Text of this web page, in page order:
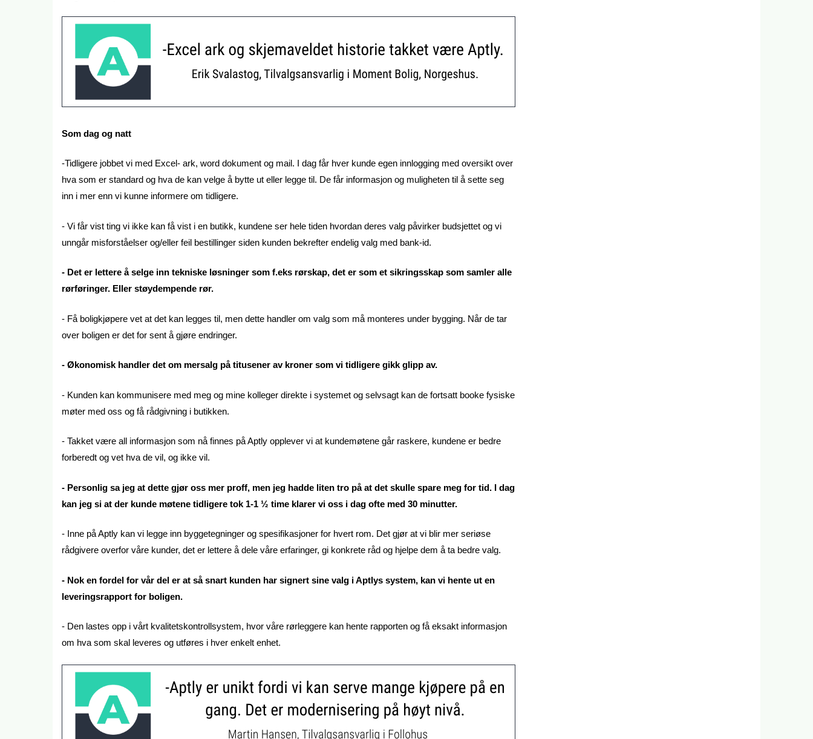
Som dag og natt
-Tidligere jobbet vi med Excel- ark, word dokument og mail. I dag får hver kunde egen innlogging med oversikt over
hva som er standard og hva de kan velge å bytte ut eller legge til. De får informasjon og muligheten til å sette seg
inn i mer enn vi kunne informere om tidligere.
- Vi får vist ting vi ikke kan få vist i en butikk, kundene ser hele tiden hvordan deres valg påvirker budsjettet og vi
unngår misforståelser og/eller feil bestillinger siden kunden bekrefter endelig valg med bank-id.
- Det er lettere å selge inn tekniske løsninger som f.eks rørskap, det er som et sikringsskap som samler alle
rørføringer. Eller støydempende rør.
- Få boligkjøpere vet at det kan legges til, men dette handler om valg som må monteres under bygging. Når de tar
over boligen er det for sent å gjøre endringer.
- Økonomisk handler det om mersalg på titusener av kroner som vi tidligere gikk glipp av.
- Kunden kan kommunisere med meg og mine kolleger direkte i systemet og selvsagt kan de fortsatt booke fysiske
møter med oss og få rådgivning i butikken.
- Takket være all informasjon som nå finnes på Aptly opplever vi at kundemøtene går raskere, kundene er bedre
forberedt og vet hva de vil, og ikke vil.
- Personlig sa jeg at dette gjør oss mer proff, men jeg hadde liten tro på at det skulle spare meg for tid. I dag
kan jeg si at der kunde møtene tidligere tok 1-1 ½ time klarer vi oss i dag ofte med 30 minutter.
- Inne på Aptly kan vi legge inn byggetegninger og spesifikasjoner for hvert rom. Det gjør at vi blir mer seriøse
rådgivere overfor våre kunder, det er lettere å dele våre erfaringer, gi konkrete råd og hjelpe dem å ta bedre valg.
- Nok en fordel for vår del er at så snart kunden har signert sine valg i Aptlys system, kan vi hente ut en
leveringsrapport for boligen.
- Den lastes opp i vårt kvalitetskontrollsystem, hvor våre rørleggere kan hente rapporten og få eksakt informasjon
om hva som skal leveres og utføres i hver enkelt enhet.